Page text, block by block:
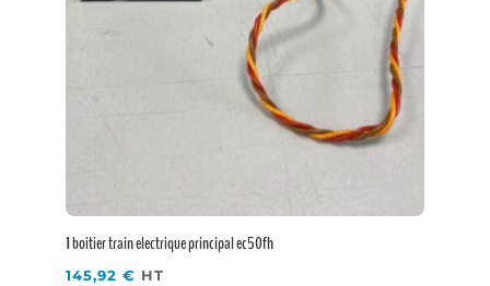
1 boitier train electrique principal ec50fh
145,92 € HT